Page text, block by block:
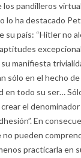
pandilleros
lo ha destacado
su país: “Hitler no
manifiesta
sólo en el hecho
en todo su ser…
el
En
no pueden
practicarla en